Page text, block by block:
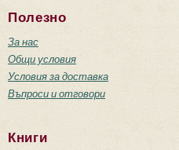
Полезно
За нас
Общи условия
Условия за доставка
Въпроси и отговори
Книги